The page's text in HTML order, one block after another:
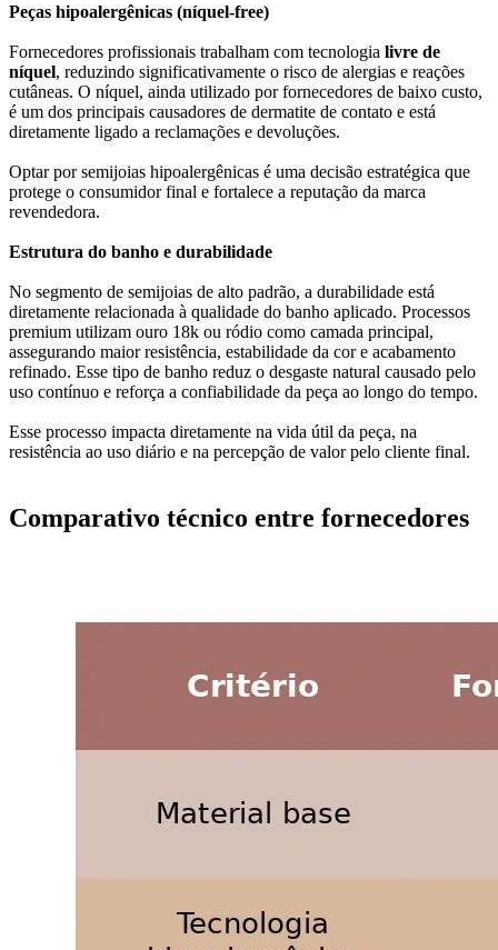
Peças hipoalergênicas (níquel-free)
Fornecedores profissionais trabalham com tecnologia livre de
níquel, reduzindo significativamente o risco de alergias e reações
cutâneas. O níquel, ainda utilizado por fornecedores de baixo custo,
é um dos principais causadores de dermatite de contato e está
diretamente ligado a reclamações e devoluções.
Optar por semijoias hipoalergênicas é uma decisão estratégica que
protege o consumidor final e fortalece a reputação da marca
revendedora.
Estrutura do banho e durabilidade
No segmento de semijoias de alto padrão, a durabilidade está
diretamente relacionada à qualidade do banho aplicado. Processos
premium utilizam ouro 18k ou ródio como camada principal,
assegurando maior resistência, estabilidade da cor e acabamento
refinado. Esse tipo de banho reduz o desgaste natural causado pelo
uso contínuo e reforça a confiabilidade da peça ao longo do tempo.
Esse processo impacta diretamente na vida útil da peça, na
resistência ao uso diário e na percepção de valor pelo cliente final.
Comparativo técnico entre fornecedores